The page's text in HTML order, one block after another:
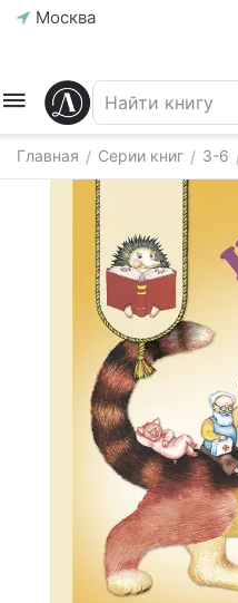
Москва
Главная / Серии книг / 3-6